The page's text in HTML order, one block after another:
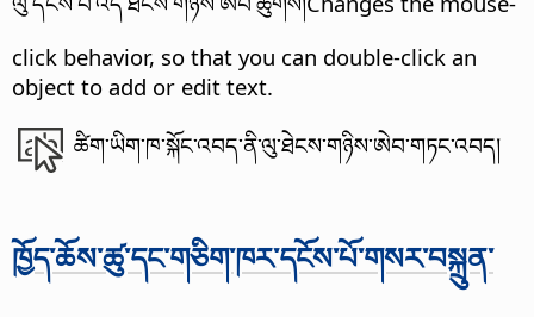
click behavior, so that you can double-click an
object to add or edit text.
ཚིག་ཡིག་ཁ་སྐོང་འབད་ནི་ལུ་ཐེངས་གཉིས་ཨེབ་གཏང་འབད།
ཁྱོད་ཆོས་ཚུ་དང་གཅིག་ཁར་དངོས་པོ་གསར་བསྐྲུན་